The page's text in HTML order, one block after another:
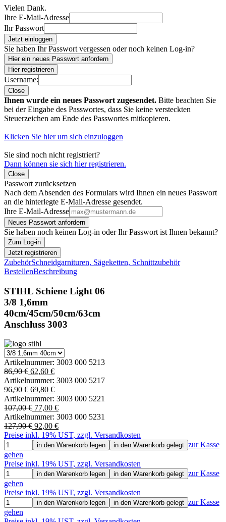
Vielen Dank.
Ihre E-Mail-Adresse
Ihr Passwort
Jetzt einloggen
Sie haben Ihr Passwort vergessen oder noch keinen Log-in?
Hier ein neues Passwort anfordern
Hier registrieren
Username:
Close
Ihnen wurde ein neues Passwort zugesendet. Bitte beachten Sie
bei der Eingabe des Passwortes, dass Sie keine versteckten
Steuerzeichen am Ende des Passwortes mitkopieren.
Klicken Sie hier um sich einzuloggen
Sie sind noch nicht registriert?
Dann können sie sich hier registrieren.
Close
Passwort zurücksetzen
Nach dem Absenden des Formulars wird Ihnen ein neues Passwort
an die hinterlegte E-Mail-Adresse gesendet.
Ihre E-Mail-Adresse
Neues Passwort anfordern
Sie haben noch keinen Log-in oder Ihr Passwort ist Ihnen bekannt?
Zum Log-in
Jetzt registrieren
ZubehörSchneidgarnituren, Sägeketten, Schnittzubehör
BestellenBeschreibung
STIHL Schiene Light 06
3/8 1,6mm
40cm/45cm/50cm/63cm
Anschluss 3003
Artikelnummer: 3003 000 5213
86,90 € 62,60 €
Artikelnummer: 3003 000 5217
96,90 € 69,80 €
Artikelnummer: 3003 000 5221
107,00 € 77,00 €
Artikelnummer: 3003 000 5231
127,90 € 92,00 €
Preise inkl. 19% UST, zzgl. Versandkosten
in den Warenkorb legen in den Warenkorb gelegt zur Kasse
gehen
Preise inkl. 19% UST, zzgl. Versandkosten
in den Warenkorb legen in den Warenkorb gelegt zur Kasse
gehen
Preise inkl. 19% UST, zzgl. Versandkosten
in den Warenkorb legen in den Warenkorb gelegt zur Kasse
gehen